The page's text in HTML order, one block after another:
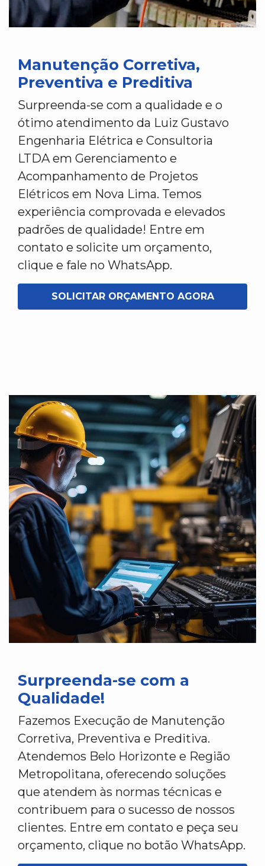
Manutenção Corretiva,
Preventiva e Preditiva
Surpreenda-se com a qualidade e o
ótimo atendimento da Luiz Gustavo
Engenharia Elétrica e Consultoria
LTDA em Gerenciamento e
Acompanhamento de Projetos
Elétricos em Nova Lima. Temos
experiência comprovada e elevados
padrões de qualidade! Entre em
contato e solicite um orçamento,
clique e fale no WhatsApp.
SOLICITAR ORÇAMENTO AGORA
Surpreenda-se com a
Qualidade!
Fazemos Execução de Manutenção
Corretiva, Preventiva e Preditiva.
Atendemos Belo Horizonte e Região
Metropolitana, oferecendo soluções
que atendem às normas técnicas e
contribuem para o sucesso de nossos
clientes. Entre em contato e peça seu
orçamento, clique no botão WhatsApp.